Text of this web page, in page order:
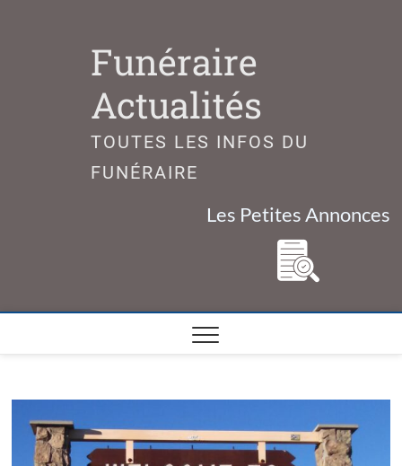
Funéraire
Actualités
TOUTES LES INFOS DU
FUNÉRAIRE
Les Petites Annonces